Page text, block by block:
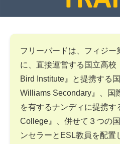
フリーバードは、フィジー
に、直接運営する国立高
Bird Institute』と提携する
Williams Secondary』、国
を有するナンディに提携
College』、併せて３つの
ンセラーとESL教員を配置